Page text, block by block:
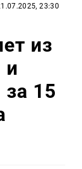
23:30
из
и
15